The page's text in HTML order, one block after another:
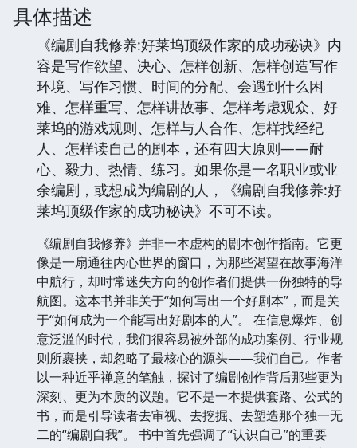
具体描述
《编剧自我修养:好莱坞顶级作家的成功秘诀》内
容是写作欲望、决心、怎样创新、怎样创造写作
环境、写作习惯、时间的分配、会遇到什么困
难、怎样重写、怎样讲故事、怎样考虑观众、好
莱坞的游戏规则、怎样与人合作、怎样找经纪
人、怎样读自己的剧本，还有四大原则——耐
心、毅力、热情、练习。如果你是一名职业或业
余编剧，或想成为编剧的人，《编剧自我修养:好
莱坞顶级作家的成功秘诀》不可不读。
《编剧自我修养》并非一本虚构的剧本创作指南。它更
像是一扇通往内心世界的窗口，为那些渴望在故事海洋
中航行，却时常迷失方向的创作者们提供一份独特的导
航图。这本书并非关于“如何写出一个好剧本”，而是关
于“如何成为一个能写出好剧本的人”。 在信息爆炸、创
意泛滥的时代，我们很容易被外部的成功案例、行业规
则所裹挟，却忽略了最核心的源头——我们自己。作者
以一种近乎禅意的笔触，探讨了编剧创作背后那些更为
深刻、更为本质的议题。它不是一本提供套路、公式的
书，而是引导读者去审视、去挖掘、去塑造那个独一无
二的“编剧自我”。 书中首先强调了“认识自己”的重要